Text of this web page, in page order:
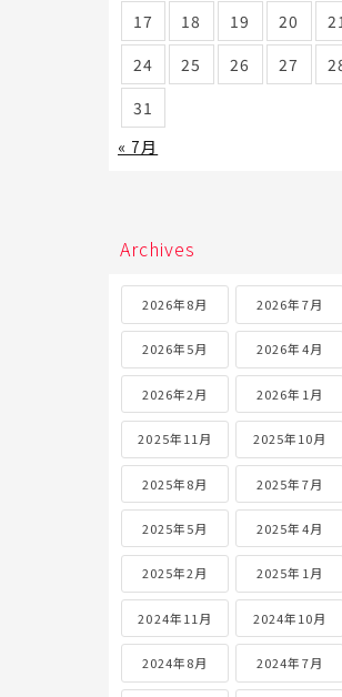
17
18 19 20
24
25 26 27
31
« 7月
Archives
2026年8月 2026年7月
2026年5月 2026年4月
2026年2月 2026年1月
2025年11月 2025年10月
2025年8月 2025年7月
2025年5月 2025年4月
2025年2月 2025年1月
2024年11月 2024年10月
2024年8月 2024年7月